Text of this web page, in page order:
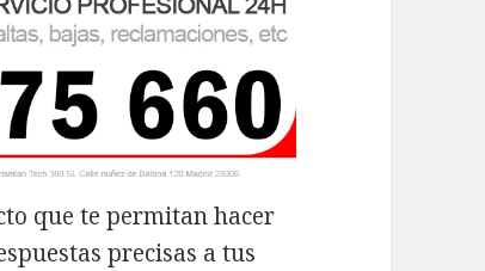
que te permitan hacer
precisas a tus